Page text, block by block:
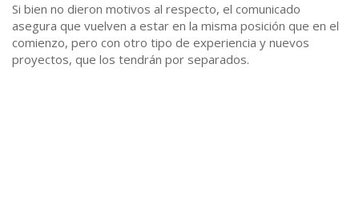
Si bien no dieron motivos al respecto, el comunicado
asegura que vuelven a estar en la misma posición que en el
comienzo, pero con otro tipo de experiencia y nuevos
proyectos, que los tendrán por separados.